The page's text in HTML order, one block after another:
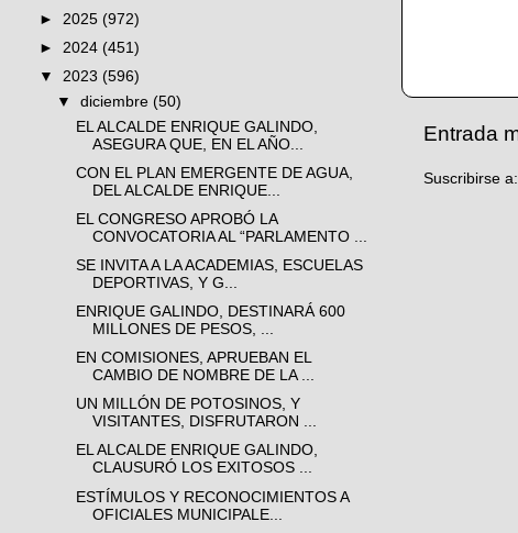
Entrada
Suscribirse a:
► 2025 (972)
► 2024 (451)
▼ 2023 (596)
▼diciembre(50)
EL ALCALDE ENRIQUE GALINDO,
ASEGURA QUE, EN EL AÑO...
CON EL PLAN EMERGENTE DE AGUA,
DEL ALCALDE ENRIQUE...
EL CONGRESO APROBÓ LA
CONVOCATORIA AL “PARLAMENTO ...
SE INVITA A LA ACADEMIAS, ESCUELAS
DEPORTIVAS, Y G...
ENRIQUE GALINDO, DESTINARÁ 600
MILLONES DE PESOS, ...
EN COMISIONES, APRUEBAN EL
CAMBIO DE NOMBRE DE LA ...
UN MILLÓN DE POTOSINOS, Y
VISITANTES, DISFRUTARON ...
EL ALCALDE ENRIQUE GALINDO,
CLAUSURÓ LOS EXITOSOS ...
ESTÍMULOS Y RECONOCIMIENTOS A
OFICIALES MUNICIPALE...